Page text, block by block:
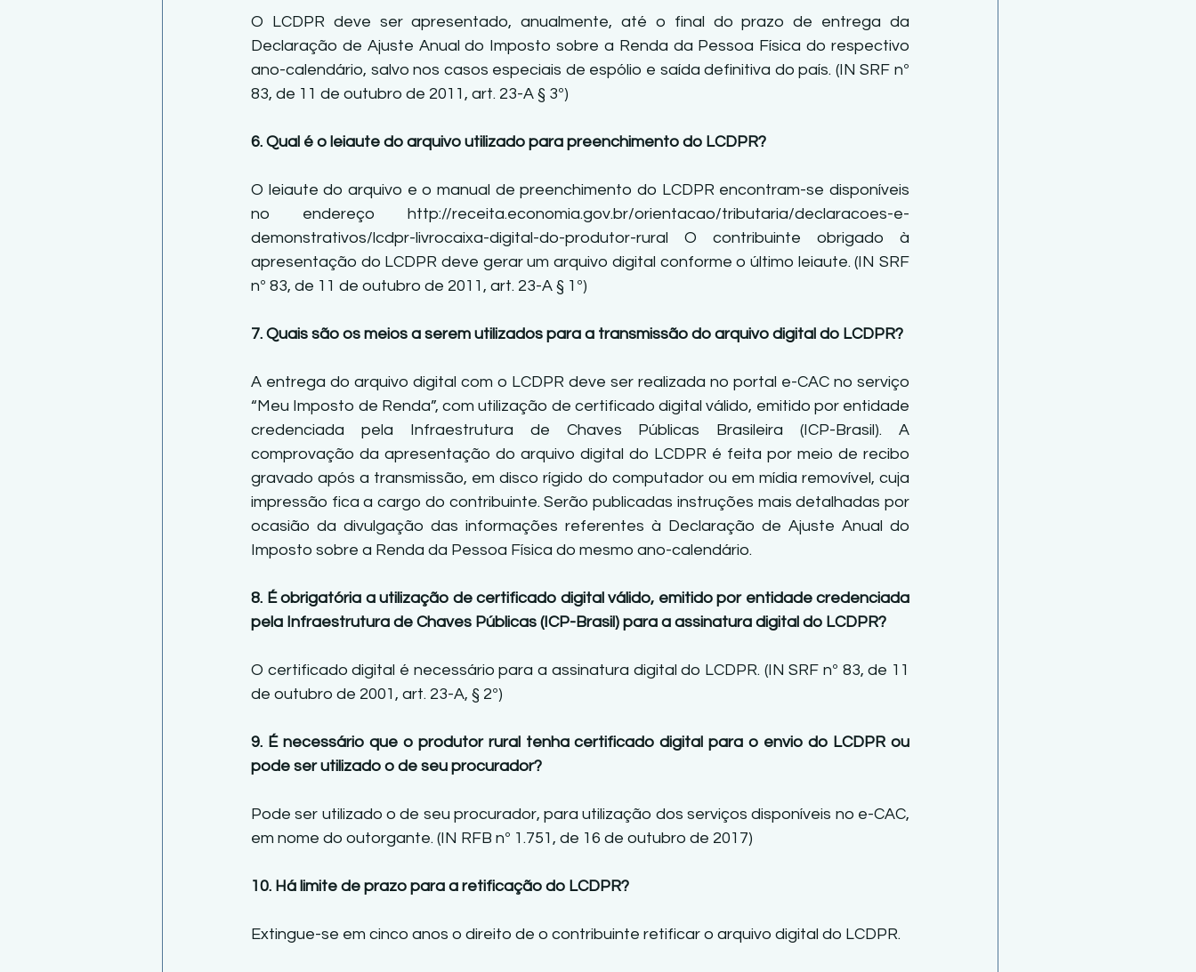
O LCDPR deve ser apresentado, anualmente, até o final do prazo de entrega da
Declaração de Ajuste Anual do Imposto sobre a Renda da Pessoa Física do respectivo
ano-calendário, salvo nos casos especiais de espólio e saída definitiva do país. (IN SRF nº
83, de 11 de outubro de 2011, art. 23-A § 3º)
6. Qual é o leiaute do arquivo utilizado para preenchimento do LCDPR?
O leiaute do arquivo e o manual de preenchimento do LCDPR encontram-se disponíveis
no endereço http://receita.economia.gov.br/orientacao/tributaria/declaracoes-e-
demonstrativos/lcdpr-livrocaixa-digital-do-produtor-rural O contribuinte obrigado à
apresentação do LCDPR deve gerar um arquivo digital conforme o último leiaute. (IN SRF
nº 83, de 11 de outubro de 2011, art. 23-A § 1º)
7. Quais são os meios a serem utilizados para a transmissão do arquivo digital do LCDPR?
A entrega do arquivo digital com o LCDPR deve ser realizada no portal e-CAC no serviço
“Meu Imposto de Renda”, com utilização de certificado digital válido, emitido por entidade
credenciada pela Infraestrutura de Chaves Públicas Brasileira (ICP-Brasil). A
comprovação da apresentação do arquivo digital do LCDPR é feita por meio de recibo
gravado após a transmissão, em disco rígido do computador ou em mídia removível, cuja
impressão fica a cargo do contribuinte. Serão publicadas instruções mais detalhadas por
ocasião da divulgação das informações referentes à Declaração de Ajuste Anual do
Imposto sobre a Renda da Pessoa Física do mesmo ano-calendário.
8. É obrigatória a utilização de certificado digital válido, emitido por entidade credenciada
pela Infraestrutura de Chaves Públicas (ICP-Brasil) para a assinatura digital do LCDPR?
O certificado digital é necessário para a assinatura digital do LCDPR. (IN SRF nº 83, de 11
de outubro de 2001, art. 23-A, § 2º)
9. É necessário que o produtor rural tenha certificado digital para o envio do LCDPR ou
pode ser utilizado o de seu procurador?
Pode ser utilizado o de seu procurador, para utilização dos serviços disponíveis no e-CAC,
em nome do outorgante. (IN RFB nº 1.751, de 16 de outubro de 2017)
10. Há limite de prazo para a retificação do LCDPR?
Extingue-se em cinco anos o direito de o contribuinte retificar o arquivo digital do LCDPR.